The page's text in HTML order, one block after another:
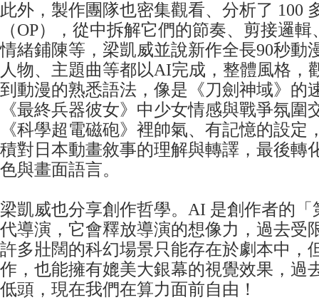
此外，製作團隊也密集觀看、分析了 100
（OP），從中拆解它們的節奏、剪接邏
情緒鋪陳等，梁凱威並說新作全長90秒動
人物、主題曲等都以AI完成，整體風格，
到動漫的熟悉語法，像是《刀劍神域》的
《最終兵器彼女》中少女情感與戰爭氛圍
《科學超電磁砲》裡帥氣、有記憶的設定
積對日本動畫敘事的理解與轉譯，最後轉
色與畫面語言。
梁凱威也分享創作哲學。AI 是創作者的「
代導演，它會釋放導演的想像力，過去受
許多壯闊的科幻場景只能存在於劇本中，
作，也能擁有媲美大銀幕的視覺效果，過
低頭，現在我們在算力面前自由！